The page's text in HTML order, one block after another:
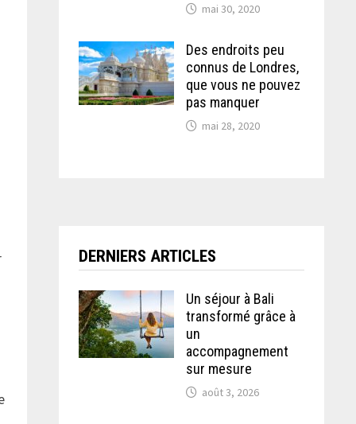
mai 30, 2020
Des endroits peu
connus de Londres,
que vous ne pouvez
pas manquer
mai 28, 2020
DERNIERS ARTICLES
Un séjour à Bali
transformé grâce à
un
accompagnement
sur mesure
août 3, 2026